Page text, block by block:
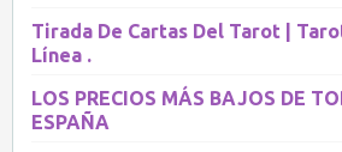
Tirada De Cartas Del Tarot |
Línea .
LOS PRECIOS MÁS BAJOS DE
ESPAÑA